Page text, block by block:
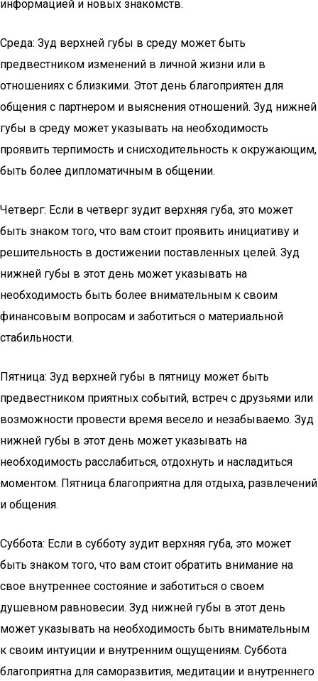
информацией и новых знакомств.
Среда: Зуд верхней губы в среду может быть
предвестником изменений в личной жизни или в
отношениях с близкими. Этот день благоприятен для
общения с партнером и выяснения отношений. Зуд нижней
губы в среду может указывать на необходимость
проявить терпимость и снисходительность к окружающим,
быть более дипломатичным в общении.
Четверг: Если в четверг зудит верхняя губа, это может
быть знаком того, что вам стоит проявить инициативу и
решительность в достижении поставленных целей. Зуд
нижней губы в этот день может указывать на
необходимость быть более внимательным к своим
финансовым вопросам и заботиться о материальной
стабильности.
Пятница: Зуд верхней губы в пятницу может быть
предвестником приятных событий, встреч с друзьями или
возможности провести время весело и незабываемо. Зуд
нижней губы в этот день может указывать на
необходимость расслабиться, отдохнуть и насладиться
моментом. Пятница благоприятна для отдыха, развлечений
и общения.
Суббота: Если в субботу зудит верхняя губа, это может
быть знаком того, что вам стоит обратить внимание на
свое внутреннее состояние и заботиться о своем
душевном равновесии. Зуд нижней губы в этот день
может указывать на необходимость быть внимательным
к своим интуиции и внутренним ощущениям. Суббота
благоприятна для саморазвития, медитации и внутреннего